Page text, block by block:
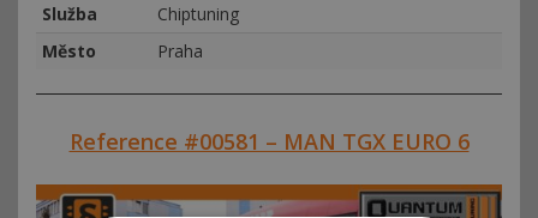
Služba
Chiptuning
Město
Praha
Reference #00581 – MAN TGX EURO 6